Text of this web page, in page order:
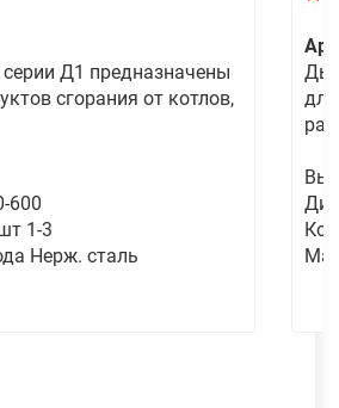
Д1 предназначены
сгорания от котлов,
600
1-3
Нерж. сталь